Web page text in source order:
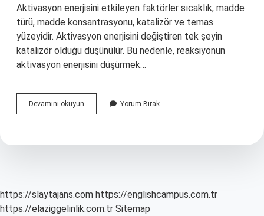
Aktivasyon enerjisini etkileyen faktörler sıcaklık, madde
türü, madde konsantrasyonu, katalizör ve temas
yüzeyidir. Aktivasyon enerjisini değiştiren tek şeyin
katalizör olduğu düşünülür. Bu nedenle, reaksiyonun
aktivasyon enerjisini düşürmek…
Devamını okuyun Aktivasyon
Enerjisini
Kimya
Yorum Bırak
https://slaytajans.com https://englishcampus.com.tr
https://elaziggelinlik.com.tr Sitemap